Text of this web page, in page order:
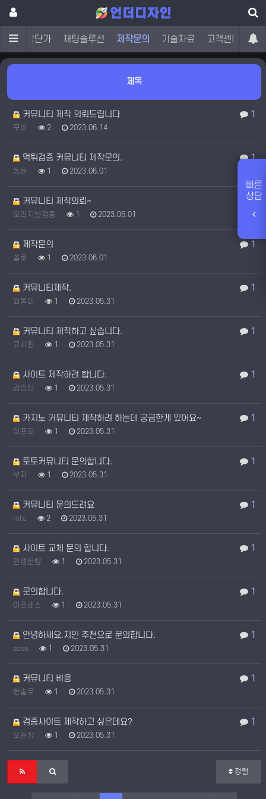
제작단가 채팅솔루션 제작문의 기술자료 고객센터
제목
1
커뮤니티 제작 의뢰드립니다
모비 2 2023.06.14
1
먹튀검증 커뮤니티 제작문의.
동원 1 2023.06.01
1
커뮤니티 제작의뢰~
오리지널검증 1 2023.06.01
1
제작문의
쏠로 1 2023.06.01
1
커뮤니티제작.
외톨이 1 2023.05.31
1
커뮤니티 제작하고 싶습니다.
고시원 1 2023.05.31
1
사이트 제작하려 합니다.
검증팀 1 2023.05.31
1
카지노 커뮤니티 제작하려 하는데 궁금한게 있어요~
이프로 1 2023.05.31
1
토토커뮤니티 문의합니다.
부자 1 2023.05.31
1
커뮤니티 문의드려요
rotc 2 2023.05.31
1
사이트 교체 문의 합니다.
인생한방 1 2023.05.31
1
문의합니다.
이프레스 1 2023.05.31
1
안녕하세요.지인 추천으로 문의합니다.
soso 1 2023.05.31
1
커뮤니티 비용
한솔로 1 2023.05.31
1
검증사이트 제작하고 싶은데요?
오실장 1 2023.05.31
정렬
빠른
상담